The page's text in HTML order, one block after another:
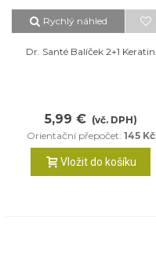
Rychlý náhled
Dr. Santé Balíček 2+1 Keratin
5,99 € (vč. DPH)
Orientační přepočet: 145 Kč
Vložit do košíku